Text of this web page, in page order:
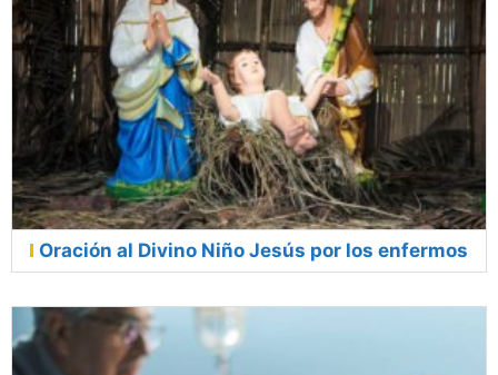
Oración al Divino Niño Jesús por los enfermos